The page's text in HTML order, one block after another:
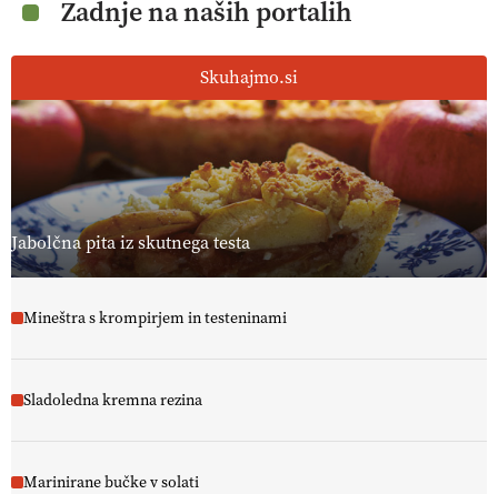
Zadnje na naših portalih
Skuhajmo.si
Jabolčna pita iz skutnega testa
Mineštra s krompirjem in testeninami
Sladoledna kremna rezina
Marinirane bučke v solati